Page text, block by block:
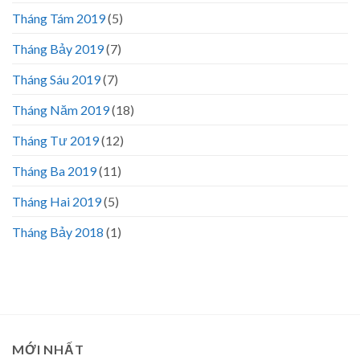
Tháng Tám 2019(5)
Tháng Bảy 2019(7)
Tháng Sáu 2019(7)
Tháng Năm 2019(18)
Tháng Tư 2019(12)
Tháng Ba 2019(11)
Tháng Hai 2019(5)
Tháng Bảy 2018 (1)
MỚI NHẤT